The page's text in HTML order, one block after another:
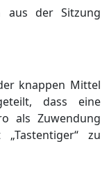
aus der Sitzung
knappen Mittel
dass eine
als Zuwendung
„Tastentiger“zu